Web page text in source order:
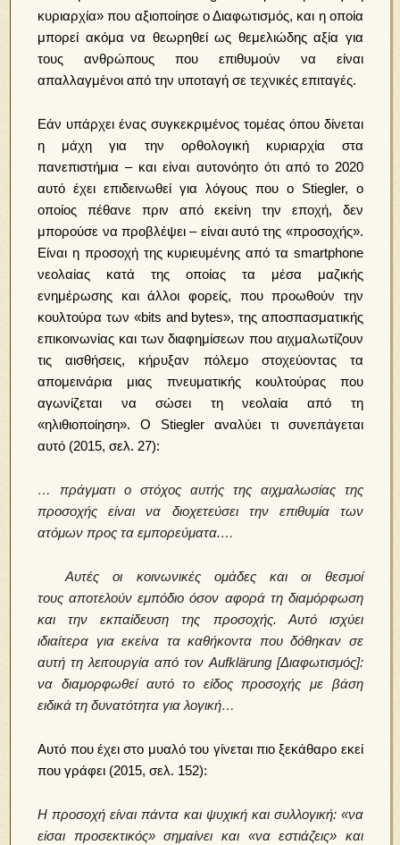
κυριαρχία» που αξιοποίησε ο Διαφωτισμός, και η οποία
μπορεί ακόμα να θεωρηθεί ως θεμελιώδης αξία για
τους ανθρώπους που επιθυμούν να είναι
απαλλαγμένοι από την υποταγή σε τεχνικές επιταγές.
Εάν υπάρχει ένας συγκεκριμένος τομέας όπου δίνεται
η μάχη για την ορθολογική κυριαρχία στα
πανεπιστήμια – και είναι αυτονόητο ότι από το 2020
αυτό έχει επιδεινωθεί για λόγους που ο Stiegler, ο
οποίος πέθανε πριν από εκείνη την εποχή, δεν
μπορούσε να προβλέψει – είναι αυτό της «προσοχής».
Είναι η προσοχή της κυριευμένης από τα smartphone
νεολαίας κατά της οποίας τα μέσα μαζικής
ενημέρωσης και άλλοι φορείς, που προωθούν την
κουλτούρα των «bits and bytes», της αποσπασματικής
επικοινωνίας και των διαφημίσεων που αιχμαλωτίζουν
τις αισθήσεις, κήρυξαν πόλεμο στοχεύοντας τα
απομεινάρια μιας πνευματικής κουλτούρας που
αγωνίζεται να σώσει τη νεολαία από τη
«ηλιθιοποίηση». Ο Stiegler αναλύει τι συνεπάγεται
αυτό (2015, σελ. 27):
… πράγματι ο στόχος αυτής της αιχμαλωσίας της
προσοχής είναι να διοχετεύσει την επιθυμία των
ατόμων προς τα εμπορεύματα.…
Αυτές οι κοινωνικές ομάδες και οι θεσμοί
τους αποτελούν εμπόδιο όσον αφορά τη διαμόρφωση
και την εκπαίδευση της προσοχής. Αυτό ισχύει
ιδιαίτερα για εκείνα τα καθήκοντα που δόθηκαν σε
αυτή τη λειτουργία από τον Aufklärung [Διαφωτισμός]:
να διαμορφωθεί αυτό το είδος προσοχής με βάση
ειδικά τη δυνατότητα για λογική…
Αυτό που έχει στο μυαλό του γίνεται πιο ξεκάθαρο εκεί
που γράφει (2015, σελ. 152):
Η προσοχή είναι πάντα και ψυχική και συλλογική: «να
είσαι προσεκτικός» σημαίνει και «να εστιάζεις» και